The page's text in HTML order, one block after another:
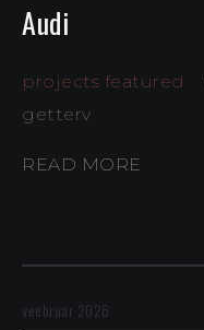
Audi
projects featured
getterv
READ MORE
veebruar 2026